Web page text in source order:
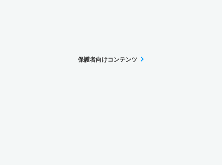
保護者向けコンテンツ